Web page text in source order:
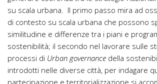
su scala urbana. Il primo passo mira ad
di contesto su scala urbana che possono
similitudine e differenze tra i piani e
sostenibilità; il secondo nel lavorare sulle
processi di Urban governance della
introdotti nelle diverse città, per indagare
partecipazione e territorializzazione si